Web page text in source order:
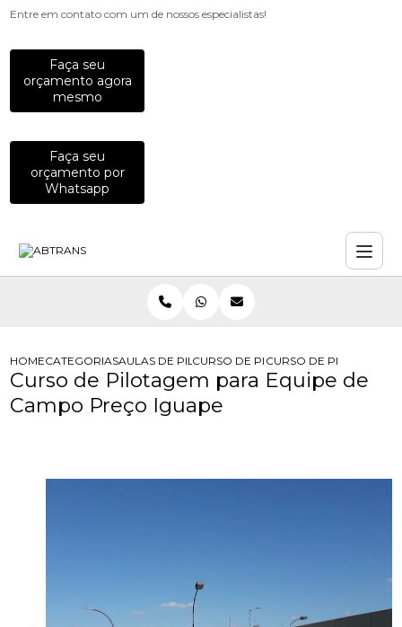
Entre em contato com um de nossos especialistas!
Faça seu
orçamento agora
mesmo
Faça seu
orçamento por
Whatsapp
HOMECATEGORIASAULAS DE PILOTAGEM PARA EMPRESAS
CURSO DE PILOTAGEM PARA
CURSO DE PILOTAGEM
Curso de Pilotagem para Equipe de
Campo Preço Iguape